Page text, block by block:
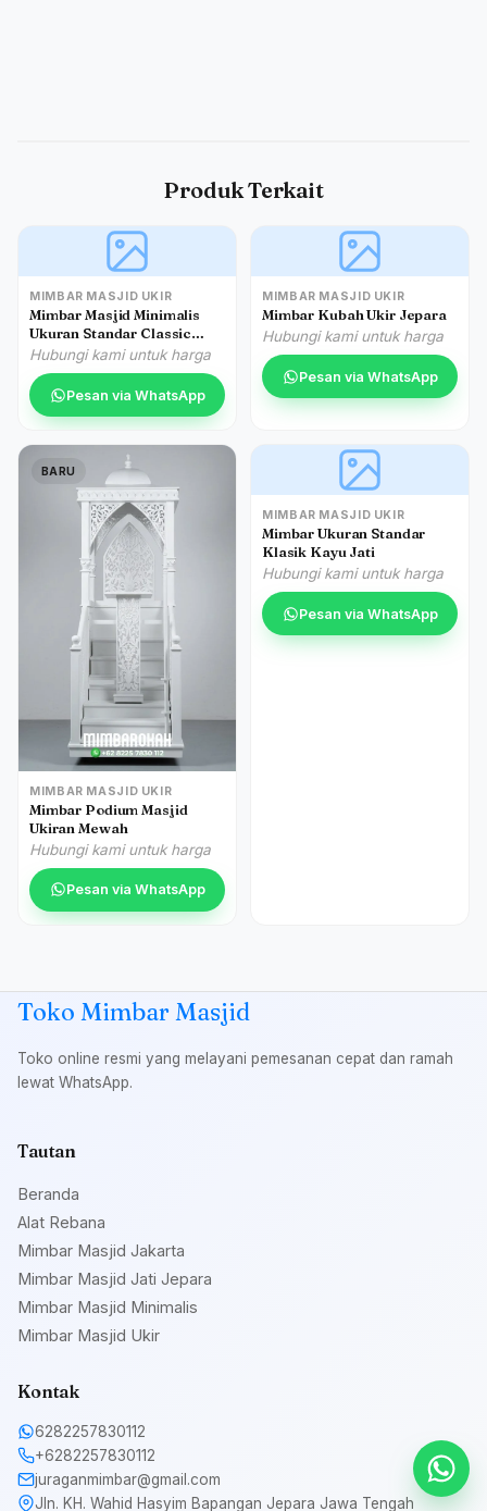
Produk Terkait
MIMBAR MASJID UKIR
Mimbar Masjid Minimalis
Ukuran Standar Classic
Kayu Jati
Hubungi kami untuk harga
Pesan via WhatsApp
MIMBAR MASJID UKIR
Mimbar Kubah Ukir Jepara
Hubungi kami untuk harga
Pesan via WhatsApp
BARU
MIMBAR MASJID UKIR
Mimbar Podium Masjid
Ukiran Mewah
Hubungi kami untuk harga
Pesan via WhatsApp
MIMBAR MASJID UKIR
Mimbar Ukuran Standar
Klasik Kayu Jati
Hubungi kami untuk harga
Pesan via WhatsApp
Toko Mimbar Masjid
Toko online resmi yang melayani pemesanan cepat dan ramah
lewat WhatsApp.
Tautan
Beranda
Alat Rebana
Mimbar Masjid Jakarta
Mimbar Masjid Jati Jepara
Mimbar Masjid Minimalis
Mimbar Masjid Ukir
Kontak
6282257830112
+6282257830112
juraganmimbar@gmail.com
Jln. KH. Wahid Hasyim Bapangan Jepara Jawa Tengah